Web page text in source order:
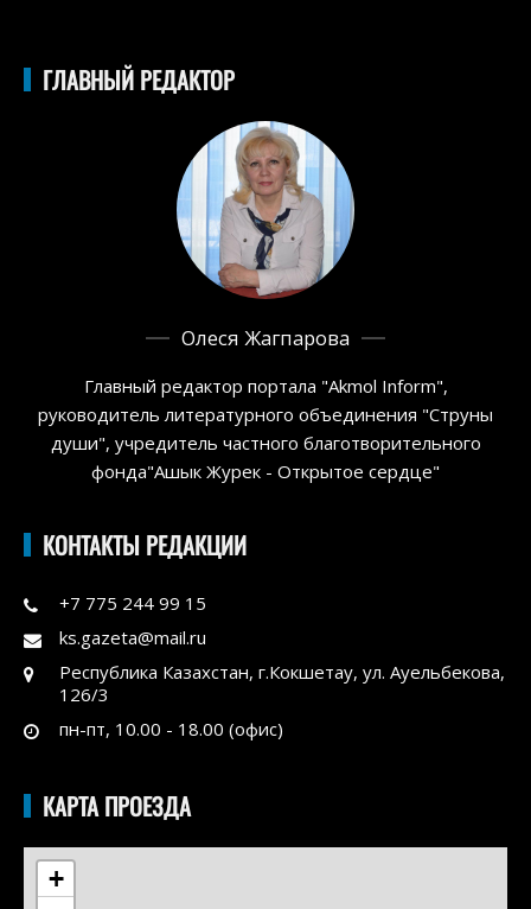
ГЛАВНЫЙ РЕДАКТОР
Олеся Жагпарова
Главный редактор портала "Akmol Inform",
руководитель литературного объединения "Струны
души", учредитель частного благотворительного
фонда"Ашык Журек - Открытое сердце"
КОНТАКТЫ РЕДАКЦИИ
+7 775 244 99 15
ks.gazeta@mail.ru
Республика Казахстан, г.Кокшетау, ул. Ауельбекова,
126/3
пн-пт, 10.00 - 18.00 (офис)
КАРТА ПРОЕЗДА
+